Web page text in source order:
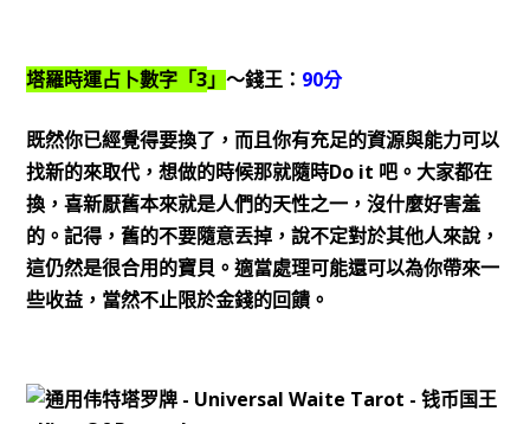
塔羅時運占卜數字「3」 ～錢王： 90分
既然你已經覺得要換了，而且你有充足的資源與能力可以
找新的來取代，想做的時候那就隨時Do it 吧。大家都在
換，喜新厭舊本來就是人們的天性之一，沒什麼好害羞
的。記得，舊的不要隨意丟掉，說不定對於其他人來說，
這仍然是很合用的寶貝。適當處理可能還可以為你帶來一
些收益，當然不止限於金錢的回饋。